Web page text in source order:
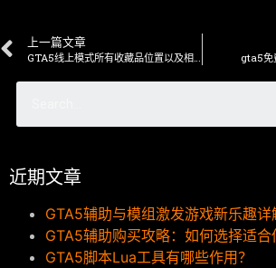
上一篇文章
GTA5线上模式所有收藏品位置以及相关奖励 gta5免
近期文章
GTA5辅助与模组激发游戏新乐趣详
GTA5辅助购买攻略：如何选择适
GTA5脚本Lua工具有哪些作用？